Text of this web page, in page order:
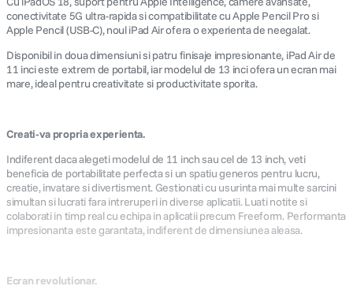
conectivitate 5G ultra-rapida si compatibilitate cu Apple Pencil Pro si
Apple Pencil (USB-C), noul iPad Air ofera o experienta de neegalat.
Disponibil in doua dimensiuni si patru finisaje impresionante, iPad Air de
11 inci este extrem de portabil, iar modelul de 13 inci ofera un ecran mai
mare, ideal pentru creativitate si productivitate sporita.
Creati-va propria experienta.
Indiferent daca alegeti modelul de 11 inch sau cel de 13 inch, veti
beneficia de portabilitate perfecta si un spatiu generos pentru lucru,
creatie, invatare si divertisment. Gestionati cu usurinta mai multe sarcini
simultan si lucrati fara intreruperi in diverse aplicatii. Luati notite si
colaborati in timp real cu echipa in aplicatii precum Freeform. Performanta
impresionanta este garantata, indiferent de dimensiunea aleasa.
Ecran revolutionar.